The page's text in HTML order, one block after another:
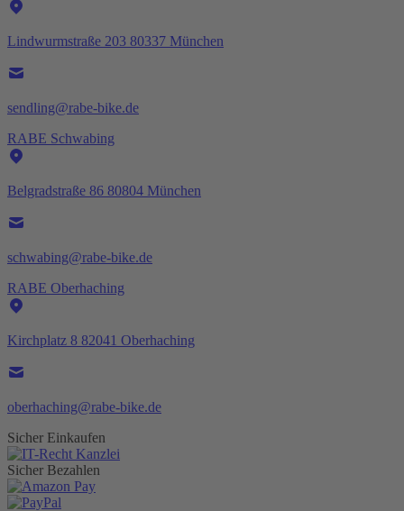
Lindwurmstraße 203 80337 München
sendling@rabe-bike.de
RABE Schwabing
Belgradstraße 86 80804 München
schwabing@rabe-bike.de
RABE Oberhaching
Kirchplatz 8 82041 Oberhaching
oberhaching@rabe-bike.de
Sicher Einkaufen
Sicher Bezahlen